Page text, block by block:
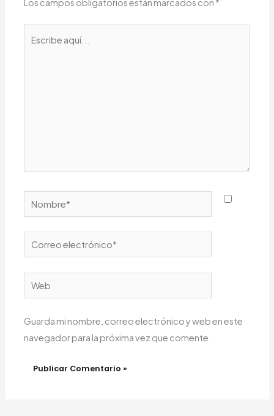
Los campos obligatorios están marcados con *
Nombre*
Correo
electrónico*
Web
Guarda mi nombre, correo electrónico y web en este
navegador para la próxima vez que comente.